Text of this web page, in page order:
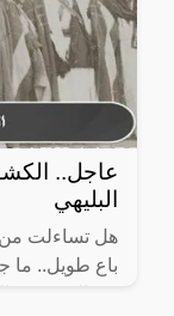
عاجل..
البليهي
هل تساءلت من
باع طويل.. ما